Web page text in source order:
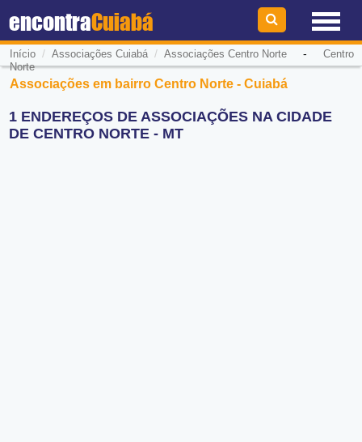
encontraCuiabá
Início / Associações Cuiabá/ Associações Centro Norte- Centro
Norte
Associações em bairro Centro Norte - Cuiabá
1 ENDEREÇOS DE ASSOCIAÇÕES NA CIDADE
DE CENTRO NORTE - MT